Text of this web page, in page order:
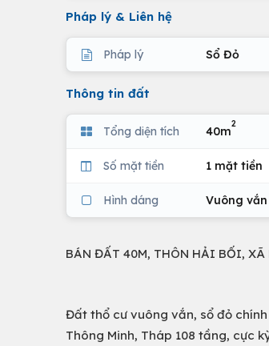
Pháp lý & Liên hệ
Pháp lý Sổ Đỏ
Thông tin đất
Tổng diện tích 40m
2
Số mặt tiền 1 mặt tiền
Hình dáng Vuông vắn
BÁN ĐẤT 40M, THÔN HẢI BỐI,
Đất thổ cư vuông vắn, sổ đỏ
Thông Minh, Tháp 108 tầng, cực